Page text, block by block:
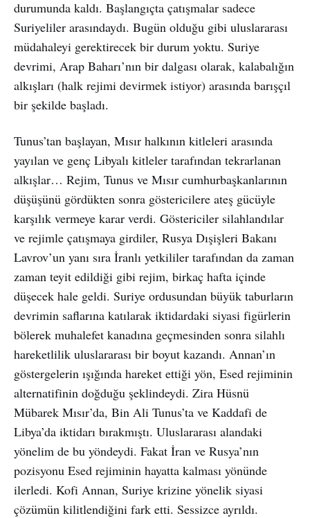
durumunda kaldı. Başlangıçta çatışmalar sadece
Suriyeliler arasındaydı. Bugün olduğu gibi uluslararası
müdahaleyi gerektirecek bir durum yoktu. Suriye
devrimi, Arap Baharı’nın bir dalgası olarak, kalabalığın
alkışları (halk rejimi devirmek istiyor) arasında barışçıl
bir şekilde başladı.
Tunus’tan başlayan, Mısır halkının kitleleri arasında
yayılan ve genç Libyalı kitleler tarafından tekrarlanan
alkışlar… Rejim, Tunus ve Mısır cumhurbaşkanlarının
düşüşünü gördükten sonra göstericilere ateş gücüyle
karşılık vermeye karar verdi. Göstericiler silahlandılar
ve rejimle çatışmaya girdiler, Rusya Dışişleri Bakanı
Lavrov’un yanı sıra İranlı yetkililer tarafından da zaman
zaman teyit edildiği gibi rejim, birkaç hafta içinde
düşecek hale geldi. Suriye ordusundan büyük taburların
devrimin saflarına katılarak iktidardaki siyasi figürlerin
bölerek muhalefet kanadına geçmesinden sonra silahlı
hareketlilik uluslararası bir boyut kazandı. Annan’ın
göstergelerin ışığında hareket ettiği yön, Esed rejiminin
alternatifinin doğduğu şeklindeydi. Zira Hüsnü
Mübarek Mısır’da, Bin Ali Tunus’ta ve Kaddafi de
Libya’da iktidarı bırakmıştı. Uluslararası alandaki
yönelim de bu yöndeydi. Fakat İran ve Rusya’nın
pozisyonu Esed rejiminin hayatta kalması yönünde
ilerledi. Kofi Annan, Suriye krizine yönelik siyasi
çözümün kilitlendiğini fark etti. Sessizce ayrıldı.